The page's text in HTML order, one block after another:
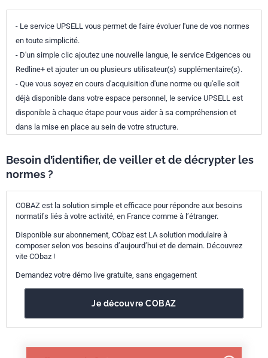
- Le service UPSELL vous permet de faire évoluer l'une de vos normes
en toute simplicité.
- D'un simple clic ajoutez une nouvelle langue, le service Exigences ou
Redline+ et ajouter un ou plusieurs utilisateur(s) supplémentaire(s).
- Que vous soyez en cours d'acquisition d'une norme ou qu'elle soit
déjà disponible dans votre espace personnel, le service UPSELL est
disponible à chaque étape pour vous aider à sa compréhension et
dans la mise en place au sein de votre structure.
Besoin d’identifier, de veiller et de décrypter les
normes ?
COBAZ est la solution simple et efficace pour répondre aux besoins
normatifs liés à votre activité, en France comme à l’étranger.
Disponible sur abonnement, CObaz est LA solution modulaire à
composer selon vos besoins d’aujourd’hui et de demain. Découvrez
vite CObaz !
Demandez votre démo live gratuite, sans engagement
Je découvre COBAZ